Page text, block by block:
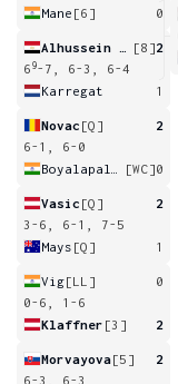
Mane [6] 0
[8]2
6 9-7, 6-3, 6-4
Karregat
1
Novac [Q]
2
6-1, 6-0
[WC]0
Vasic [Q]
2
3-6, 6-1, 7-5
Mays [Q] 1
Vig[LL]
0
0-6, 1-6
Klaffner [3] 2
Morvayova[5]
2
6-3, 6-3